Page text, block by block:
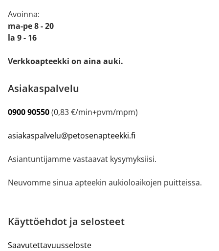
Avoinna:
ma-pe 8 - 20
la 9 - 16
Verkkoapteekki on aina auki.
Asiakaspalvelu
0900 90550(0,83 €/min+pvm/mpm)
asiakaspalvelu@petosenapteekki.fi
Asiantuntijamme vastaavat kysymyksiisi.
Neuvomme sinua apteekin aukioloaikojen puitteissa.
Käyttöehdot ja selosteet
Saavutettavuusseloste